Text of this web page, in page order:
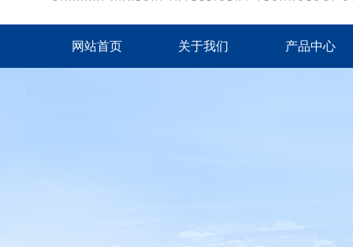
网站首页 关于我们 产品中心